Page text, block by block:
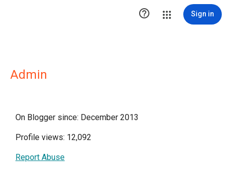
 Sign in
Admin
On Blogger since: December 2013
Profile views: 12,092
Report Abuse